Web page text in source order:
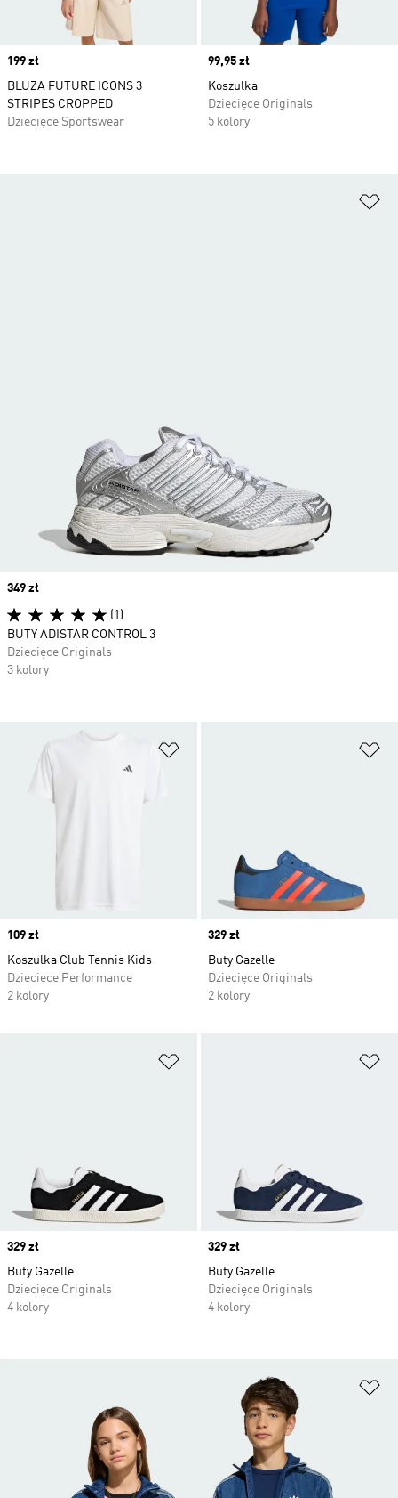
Price
199 zł
BLUZA FUTURE ICONS 3
STRIPES CROPPED
Dziecięce Sportswear
Price
99,95 zł
Koszulka
Dziecięce Originals
5 kolory
Price
109 zł
Koszulka Club Tennis Kids
Dziecięce Performance
2 kolory
Price
329 zł
Buty Gazelle
Dziecięce Originals
2 kolory
Price
329 zł
Buty Gazelle
Dziecięce Originals
4 kolory
Price
329 zł
Buty Gazelle
Dziecięce Originals
4 kolory
Price
349 zł
(1)
BUTY ADISTAR CONTROL 3
Dziecięce Originals
3 kolory